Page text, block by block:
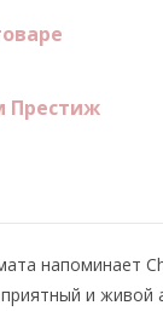
Престиж
напоминает
и живой